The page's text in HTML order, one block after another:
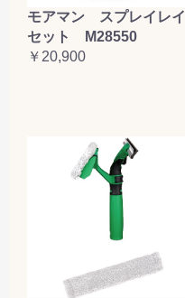
モアマン スプレイレイ
セット M28550
￥20,900